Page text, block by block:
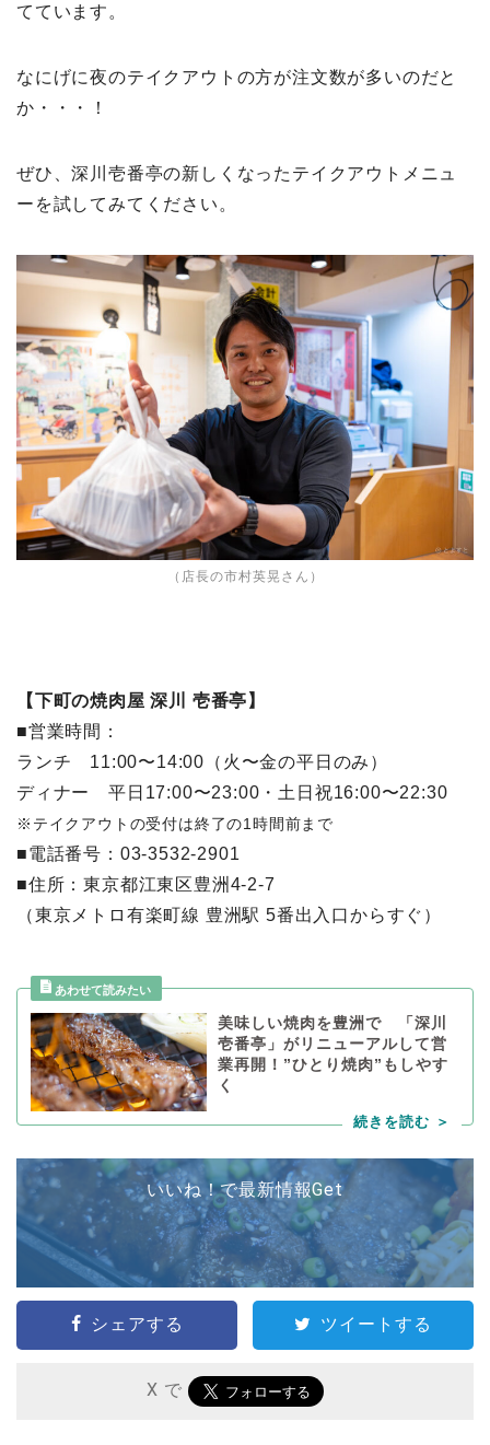
てています。
なにげに夜のテイクアウトの方が注文数が多いのだと
か・・・！
ぜひ、深川壱番亭の新しくなったテイクアウトメニュ
ーを試してみてください。
（店長の市村英晃さん）
【下町の焼肉屋 深川 壱番亭】
■営業時間：
ランチ 11:00〜14:00（火〜金の平日のみ）
ディナー 平日17:00〜23:00・土日祝16:00〜22:30
※テイクアウトの受付は終了の1時間前まで
■電話番号：03-3532-2901
■住所：東京都江東区豊洲4-2-7
（東京メトロ有楽町線 豊洲駅 5番出入口からすぐ）
美味しい焼肉を豊洲で 「深川
壱番亭」がリニューアルして営
業再開！”ひとり焼肉”もしやす
く
いいね！で最新情報Get
シェアする ツイートする
X で